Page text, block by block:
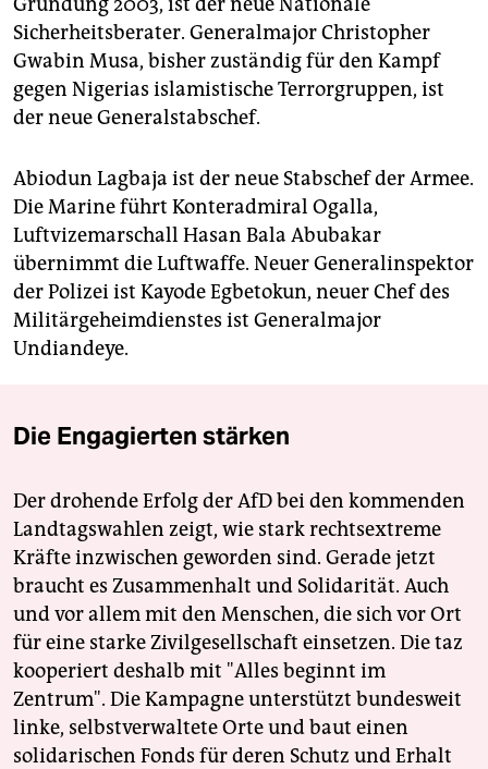
Sicherheitsberater. Generalmajor Christopher
Gwabin Musa, bisher zuständig für den Kampf
gegen Nigerias islamistische Terrorgruppen, ist
der neue Generalstabschef.
Abiodun Lagbaja ist der neue Stabschef der Armee.
Die Marine führt Konteradmiral Ogalla,
Luftvizemarschall Hasan Bala Abubakar
übernimmt die Luftwaffe. Neuer General­inspektor
der Polizei ist Kayode Egbetokun, neuer Chef des
Militärgeheimdienstes ist Generalmajor
Undiandeye.
Die Engagierten stärken
Der drohende Erfolg der AfD bei den kommenden
Landtagswahlen zeigt, wie stark rechtsextreme
Kräfte inzwischen geworden sind. Gerade jetzt
braucht es Zusammenhalt und Solidarität. Auch
und vor allem mit den Menschen, die sich vor Ort
für eine starke Zivilgesellschaft einsetzen. Die taz
kooperiert deshalb mit "Alles beginnt im
Zentrum". Die Kampagne unterstützt bundesweit
linke, selbstverwaltete Orte und baut einen
solidarischen Fonds für deren Schutz und Erhalt